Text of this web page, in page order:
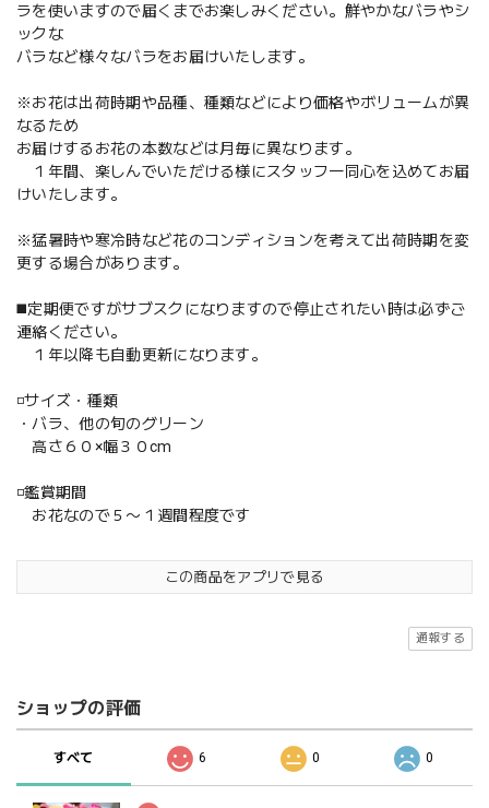
ラを使いますので届くまでお楽しみください。鮮やかなバラやシ
ックな
バラなど様々なバラをお届けいたします。
※お花は出荷時期や品種、種類などにより価格やボリュームが異
なるため
お届けするお花の本数などは月毎に異なります。
１年間、楽しんでいただける様にスタッフ一同心を込めてお届
けいたします。
※猛暑時や寒冷時など花のコンディションを考えて出荷時期を変
更する場合があります。
◼️定期便ですがサブスクになりますので停止されたい時は必ずご
連絡ください。
１年以降も自動更新になります。
◽️サイズ・種類
・バラ、他の旬のグリーン
高さ６０×幅３０cm
◽️鑑賞期間
お花なので５〜１週間程度です
この商品をアプリで見る
通報する
ショップの評価
すべて 6 0 0